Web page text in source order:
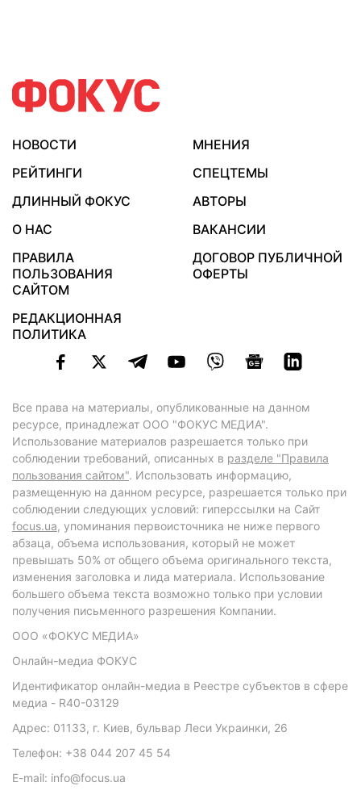
НОВОСТИ
МНЕНИЯ
РЕЙТИНГИ
СПЕЦТЕМЫ
ДЛИННЫЙ ФОКУС
АВТОРЫ
О НАС
ВАКАНСИИ
ПРАВИЛА
ПОЛЬЗОВАНИЯ
САЙТОМ
ДОГОВОР ПУБЛИЧНОЙ
ОФЕРТЫ
РЕДАКЦИОННАЯ
ПОЛИТИКА
Все права на материалы, опубликованные на данном
ресурсе, принадлежат ООО "ФОКУС МЕДИА".
Использование материалов разрешается только при
соблюдении требований, описанных в разделе "Правила
пользования сайтом". Использовать информацию,
размещенную на данном ресурсе, разрешается только при
соблюдении следующих условий: гиперссылки на Сайт
focus.ua, упоминания первоисточника не ниже первого
абзаца, объема использования, который не может
превышать 50% от общего объема оригинального текста,
изменения заголовка и лида материала. Использование
большего объема текста возможно только при условии
получения письменного разрешения Компании.
ООО «ФОКУС МЕДИА»
Онлайн-медиа ФОКУС
Идентификатор онлайн-медиа в Реестре субъектов в сфере
медиа - R40-03129
Адрес: 01133, г. Киев, бульвар Леси Украинки, 26
Телефон: +38 044 207 45 54
E-mail: info@focus.ua